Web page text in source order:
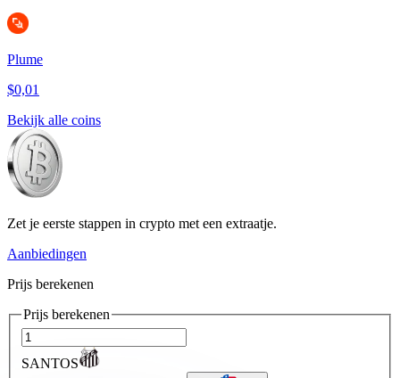
Plume
$0,01
Bekijk alle coins
Zet je eerste stappen in crypto met een extraatje.
Aanbiedingen
Prijs berekenen
Prijs berekenen
SANTOS